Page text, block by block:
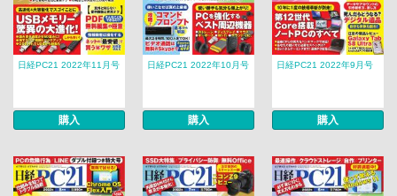
日経PC21 2022年11月号
購入
日経PC21 2022年10月号
購入
日経PC21 2022年9月号
購入